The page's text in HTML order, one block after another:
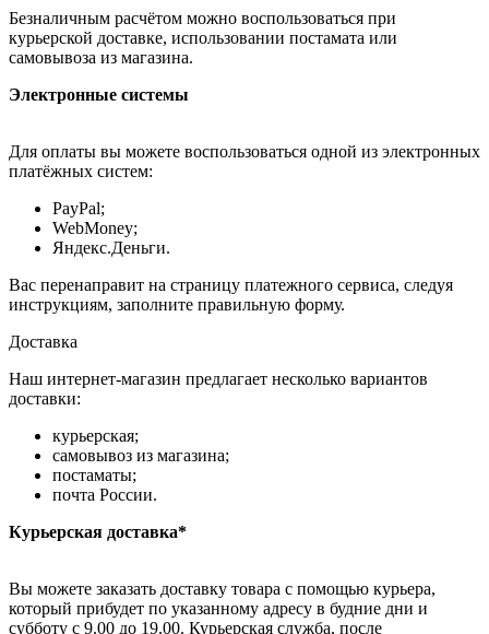
Безналичным расчётом можно воспользоваться при
курьерской доставке, использовании постамата или
самовывоза из магазина.
Электронные системы
Для оплаты вы можете воспользоваться одной из электронных
платёжных систем:
PayPal;
WebMoney;
Яндекс.Деньги.
Вас перенаправит на страницу платежного сервиса, следуя
инструкциям, заполните правильную форму.
Доставка
Наш интернет-магазин предлагает несколько вариантов
доставки:
курьерская;
самовывоз из магазина;
постаматы;
почта России.
Курьерская доставка*
Вы можете заказать доставку товара с помощью курьера,
который прибудет по указанному адресу в будние дни и
субботу с 9.00 до 19.00. Курьерская служба, после